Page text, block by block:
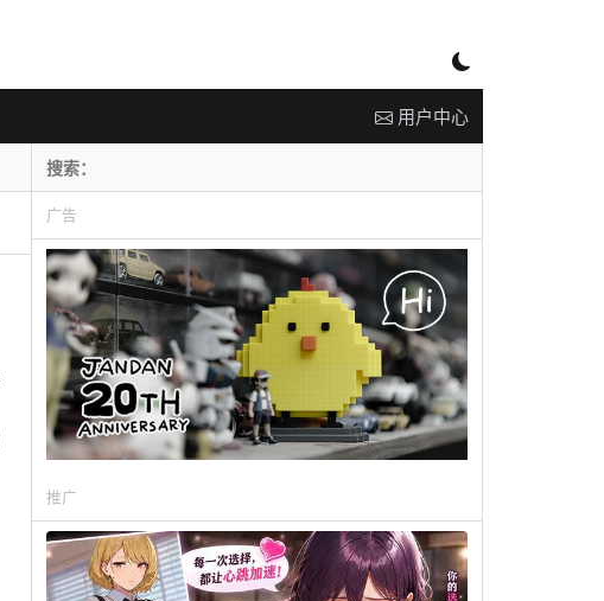
用户中心
广告
推广